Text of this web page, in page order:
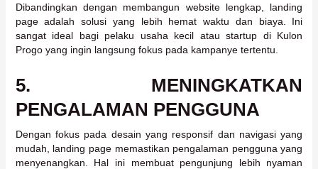
Dibandingkan dengan membangun website lengkap, landing
page adalah solusi yang lebih hemat waktu dan biaya. Ini
sangat ideal bagi pelaku usaha kecil atau startup di Kulon
Progo yang ingin langsung fokus pada kampanye tertentu.
5. MENINGKATKAN
PENGALAMAN PENGGUNA
Dengan fokus pada desain yang responsif dan navigasi yang
mudah, landing page memastikan pengalaman pengguna yang
menyenangkan. Hal ini membuat pengunjung lebih nyaman